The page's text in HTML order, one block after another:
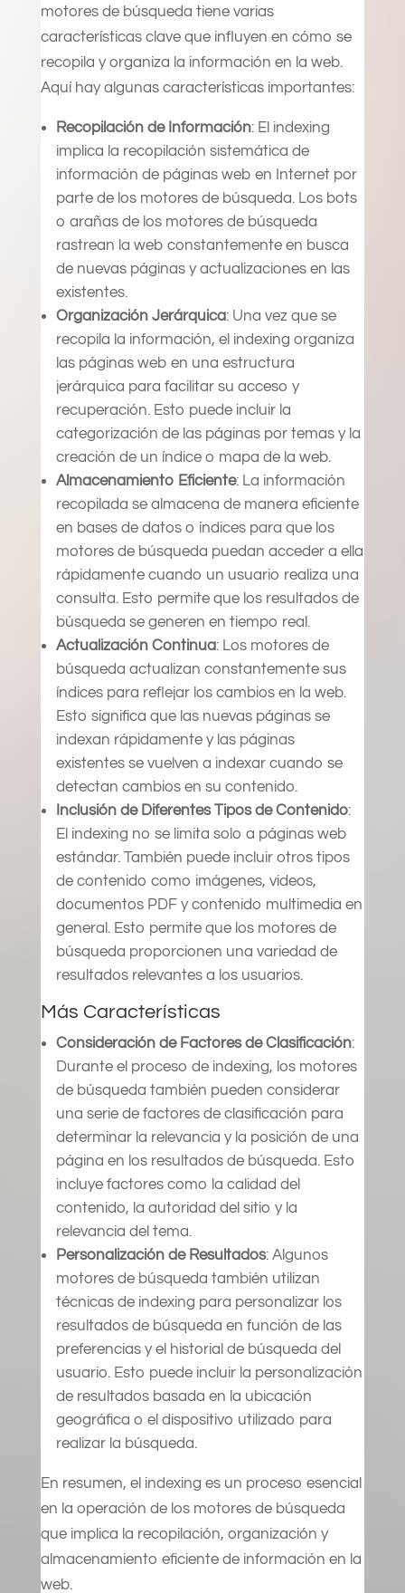
motores de búsqueda tiene varias
características clave que influyen en cómo se
recopila y organiza la información en la web.
Aquí hay algunas características importantes:
Recopilación de Información: El indexing
implica la recopilación sistemática de
información de páginas web en Internet por
parte de los motores de búsqueda. Los bots
o arañas de los motores de búsqueda
rastrean la web constantemente en busca
de nuevas páginas y actualizaciones en las
existentes.
Organización Jerárquica: Una vez que se
recopila la información, el indexing organiza
las páginas web en una estructura
jerárquica para facilitar su acceso y
recuperación. Esto puede incluir la
categorización de las páginas por temas y la
creación de un índice o mapa de la web.
Almacenamiento Eficiente: La información
recopilada se almacena de manera eficiente
en bases de datos o índices para que los
motores de búsqueda puedan acceder a ella
rápidamente cuando un usuario realiza una
consulta. Esto permite que los resultados de
búsqueda se generen en tiempo real.
Actualización Continua: Los motores de
búsqueda actualizan constantemente sus
índices para reflejar los cambios en la web.
Esto significa que las nuevas páginas se
indexan rápidamente y las páginas
existentes se vuelven a indexar cuando se
detectan cambios en su contenido.
Inclusión de Diferentes Tipos de Contenido:
El indexing no se limita solo a páginas web
estándar. También puede incluir otros tipos
de contenido como imágenes, videos,
documentos PDF y contenido multimedia en
general. Esto permite que los motores de
búsqueda proporcionen una variedad de
resultados relevantes a los usuarios.
Más Características
Consideración de Factores de Clasificación:
Durante el proceso de indexing, los motores
de búsqueda también pueden considerar
una serie de factores de clasificación para
determinar la relevancia y la posición de una
página en los resultados de búsqueda. Esto
incluye factores como la calidad del
contenido, la autoridad del sitio y la
relevancia del tema.
Personalización de Resultados: Algunos
motores de búsqueda también utilizan
técnicas de indexing para personalizar los
resultados de búsqueda en función de las
preferencias y el historial de búsqueda del
usuario. Esto puede incluir la personalización
de resultados basada en la ubicación
geográfica o el dispositivo utilizado para
realizar la búsqueda.
En resumen, el indexing es un proceso esencial
en la operación de los motores de búsqueda
que implica la recopilación, organización y
almacenamiento eficiente de información en la
web.